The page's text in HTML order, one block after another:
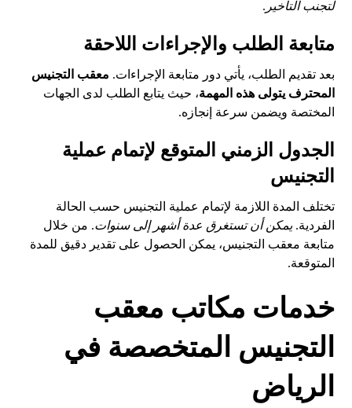
لتجنب التأخير .
متابعة الطلب والإجراءات اللاحقة
بعد تقديم الطلب، يأتي دور متابعة الإجراءات. معقب التجنيس
المحترف يتولى هذه المهمة، حيث يتابع الطلب لدى الجهات
المختصة ويضمن سرعة إنجازه.
الجدول الزمني المتوقع لإتمام عملية
التجنيس
تختلف المدة اللازمة لإتمام عملية التجنيس حسب الحالة
الفردية.يمكن أن تستغرق عدة أشهر إلى سنوات. من خلال
متابعة معقب التجنيس، يمكن الحصول على تقدير دقيق للمدة
المتوقعة.
خدمات مكاتب معقب
التجنيس المتخصصة في
الرياض